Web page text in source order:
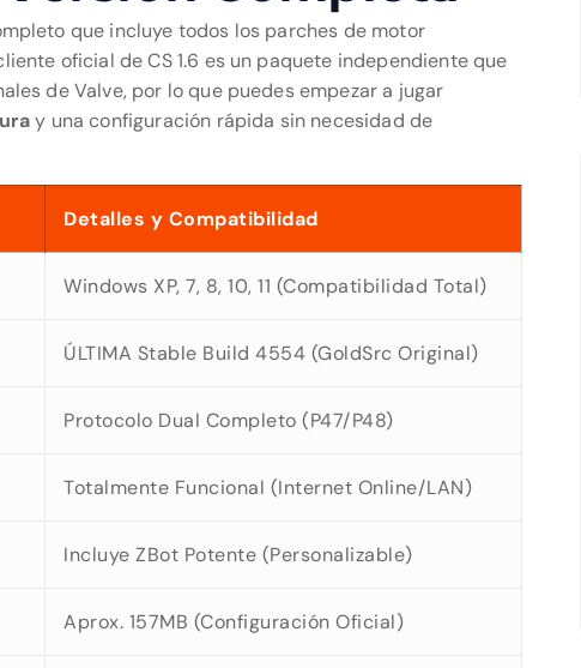
que incluye todos los parches de motor
oficial de CS 1.6 es un paquete independiente que
de Valve, por lo que puedes empezar a jugar
y una configuración rápida sin necesidad de
Detalles y Compatibilidad
Windows XP, 7, 8, 10, 11 (Compatibilidad Total)
ÚLTIMA Stable Build 4554 (GoldSrc Original)
Protocolo Dual Completo (P47/P48)
Totalmente Funcional (Internet Online/LAN)
Incluye ZBot Potente (Personalizable)
Aprox. 157MB (Configuración Oficial)